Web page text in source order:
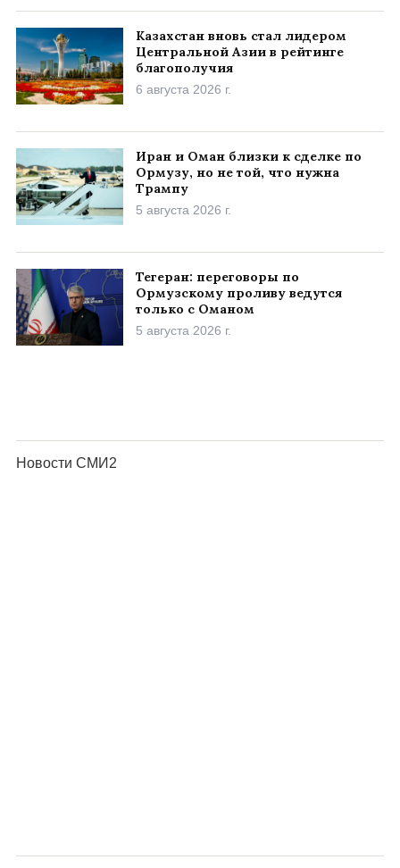
Казахстан вновь стал лидером
Центральной Азии в рейтинге
благополучия
6 августа 2026 г.
Иран и Оман близки к сделке по
Ормузу, но не той, что нужна
Трампу
5 августа 2026 г.
Тегеран: переговоры по
Ормузскому проливу ведутся
только с Оманом
5 августа 2026 г.